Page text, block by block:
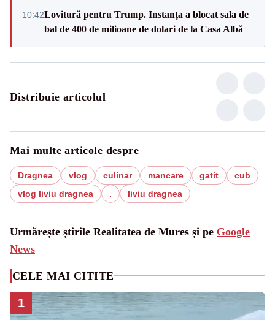
10:42Lovitură pentru Trump. Instanța a blocat sala de
bal de 400 de milioane de dolari de la Casa Albă
Distribuie articolul
Mai multe articole despre
Dragnea vlog culinar mancare gatit
cub
vlog liviu dragnea
. liviu dragnea
Urmărește știrile Realitatea de Mures și pe Google
News
CELE MAI CITITE
1